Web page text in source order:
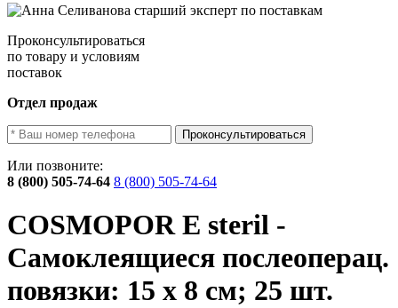
Проконсультироваться
по товару и условиям
поставок
Отдел продаж
Проконсультироваться
Или позвоните:
8 (800) 505-74-64 8 (800) 505-74-64
COSMOPOR E steril -
Самоклеящиеся послеоперац.
повязки: 15 х 8 см; 25 шт.